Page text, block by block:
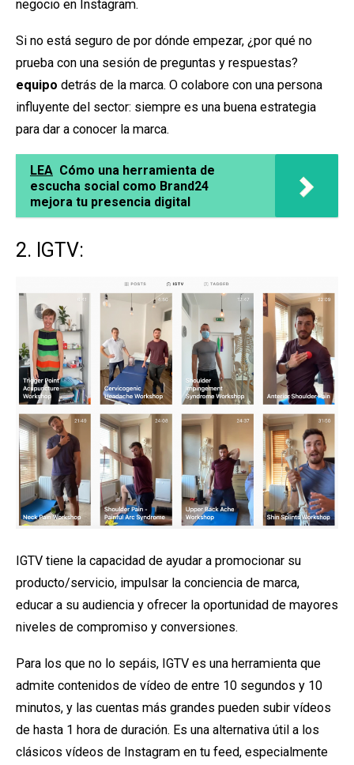
negocio en Instagram.
Si no está seguro de por dónde empezar, ¿por qué no
prueba con una sesión de preguntas y respuestas?
equipo detrás de la marca. O colabore con una persona
influyente del sector: siempre es una buena estrategia
para dar a conocer la marca.
LEA Cómo una herramienta de
escucha social como Brand24
mejora tu presencia digital
2. IGTV:
IGTV tiene la capacidad de ayudar a promocionar su
producto/servicio, impulsar la conciencia de marca,
educar a su audiencia y ofrecer la oportunidad de mayores
niveles de compromiso y conversiones.
Para los que no lo sepáis, IGTV es una herramienta que
admite contenidos de vídeo de entre 10 segundos y 10
minutos, y las cuentas más grandes pueden subir vídeos
de hasta 1 hora de duración. Es una alternativa útil a los
clásicos vídeos de Instagram en tu feed, especialmente